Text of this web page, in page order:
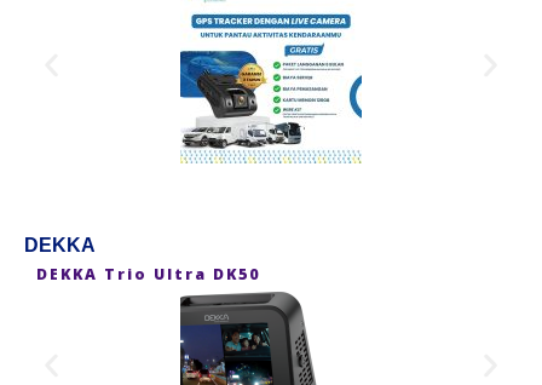
DEKKA
DEKKA Trio Ultra DK50